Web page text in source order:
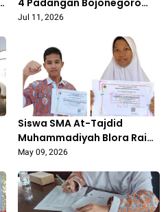
4 Padangan Bojonegoro
Tembus OSN Matematika
Aqila Ukir Prestasi
Gemilang
Jul 11, 2026
Siswa SMA At-Tajdid
Muhammadiyah Blora Raih
Prestasi di Ajang FLS3N
May 09, 2026